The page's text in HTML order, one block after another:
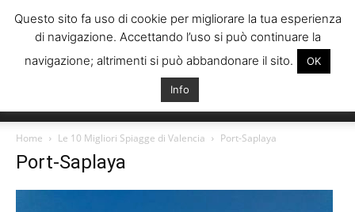
Italiani
Home Le 10 Migliori Spiagge di Valencia Port-Saplaya
Port-Saplaya
Questo sito fa uso di cookie per migliorare la tua esperienza
di navigazione. Accettando l’uso si può continuare la
navigazione; altrimenti si può abbandonare il sito.
OK
Info